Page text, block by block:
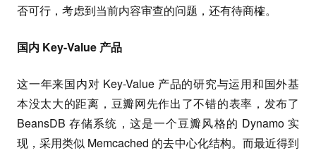
否可行，考虑到当前内容审查的问题，还有待商榷。
国内 Key-Value 产品
这一年来国内对 Key-Value 产品的研究与运用和国外基
本没太大的距离，豆瓣网先作出了不错的表率，发布了
BeansDB 存储系统，这是一个豆瓣风格的 Dynamo 实
现，采用类似 Memcached 的去中心化结构。而最近得到